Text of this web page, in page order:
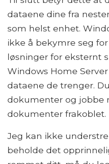
dataene dine fra
som helst enhet.
ikke å bekymre seg
løsninger for eksternt
Windows Home
dataene de trenger.
dokumenter og jobbe
dokumenter frakoblet.
Jeg kan ikke
beholde det